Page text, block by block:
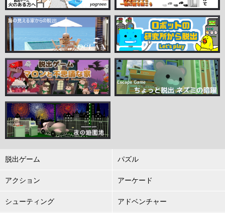
脱出ゲーム パズル
アクション アーケード
シューティング アドベンチャー